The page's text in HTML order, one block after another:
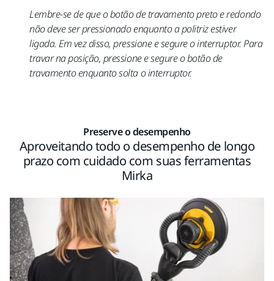
Lembre-se de que o botão de travamento preto e redondo
não deve ser pressionado enquanto a politriz estiver
ligada. Em vez disso, pressione e segure o interruptor.Para
travar na posição, pressione e segure o botão de
travamento enquanto solta o interruptor.
Preserve o desempenho
Aproveitando todo o desempenho de longo
prazo com cuidado com suas ferramentas
Mirka